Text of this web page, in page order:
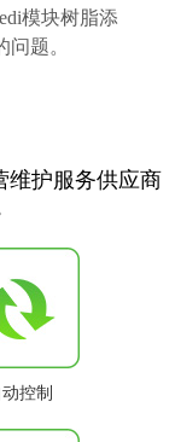
模块树脂添
题。
维护服务供应商
动控制